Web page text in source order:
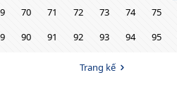
70 71 72 73 74 75
90 91 92 93 94 95
Trang kế